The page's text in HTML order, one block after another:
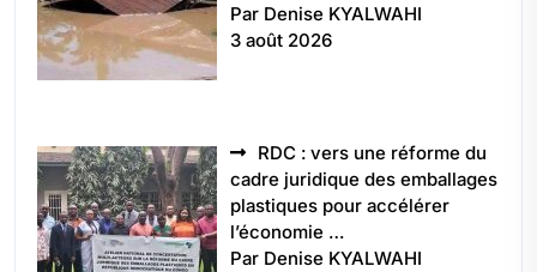
Par Denise KYALWAHI
3 août 2026
RDC : vers une réforme du
cadre juridique des emballages
plastiques pour accélérer
l’économie …
Par Denise KYALWAHI